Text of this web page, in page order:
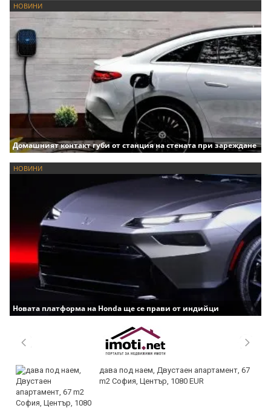
НОВИНИ
Домашният контакт губи от станция на стената при зареждане
НОВИНИ
Новата платформа на Honda ще се прави от индийци
дава под наем, Двустаен апартамент, 67
m2 София, Център, 1080 EUR